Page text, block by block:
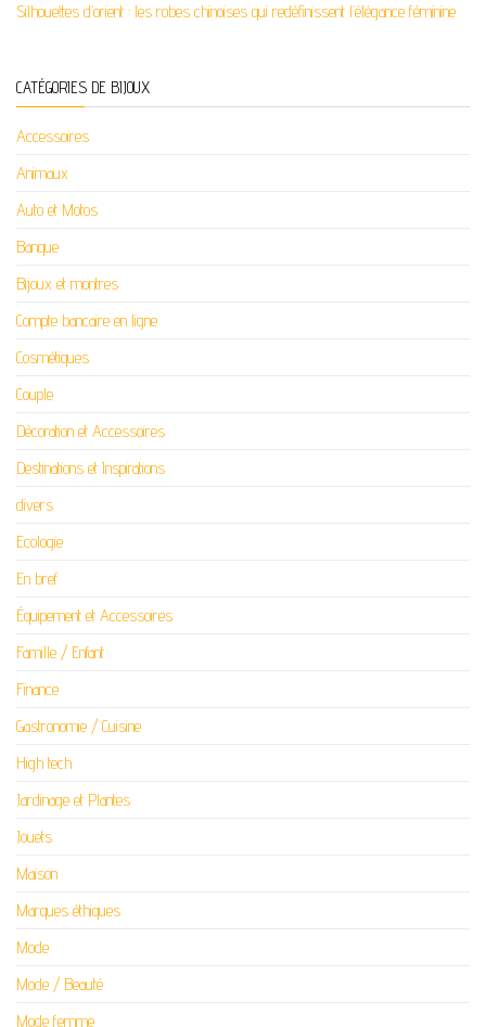
Silhouettes d’orient : les robes chinoises qui redéfinissent l’élégance féminine
CATÉGORIES DE BIJOUX
Accessoires
Animaux
Auto et Motos
Banque
Bijoux et montres
Compte bancaire en ligne
Cosmétiques
Couple
Décoration et Accessoires
Destinations et Inspirations
divers
Ecologie
En bref
Équipement et Accessoires
Famille / Enfant
Finance
Gastronomie / Cuisine
High tech
Jardinage et Plantes
Jouets
Maison
Marques éthiques
Mode
Mode / Beauté
Mode femme